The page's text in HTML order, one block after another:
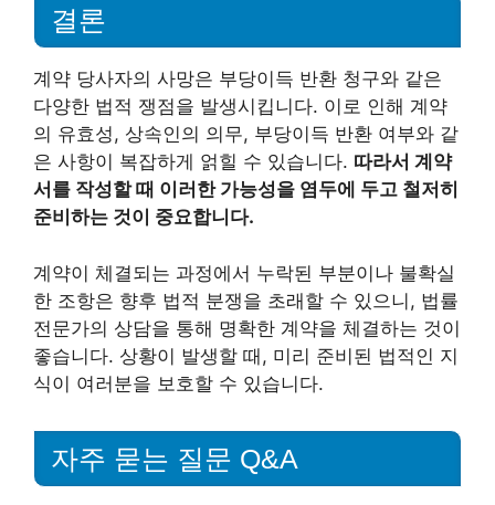
결론
계약 당사자의 사망은 부당이득 반환 청구와 같은
다양한 법적 쟁점을 발생시킵니다. 이로 인해 계약
의 유효성, 상속인의 의무, 부당이득 반환 여부와 같
은 사항이 복잡하게 얽힐 수 있습니다. 따라서 계약
서를 작성할 때 이러한 가능성을 염두에 두고 철저히
준비하는 것이 중요합니다.
계약이 체결되는 과정에서 누락된 부분이나 불확실
한 조항은 향후 법적 분쟁을 초래할 수 있으니, 법률
전문가의 상담을 통해 명확한 계약을 체결하는 것이
좋습니다. 상황이 발생할 때, 미리 준비된 법적인 지
식이 여러분을 보호할 수 있습니다.
자주 묻는 질문 Q&A